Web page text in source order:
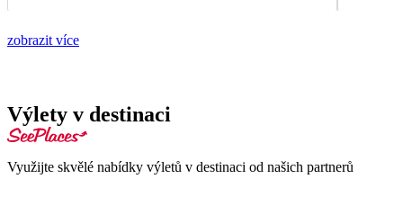
zobrazit více
Výlety v destinaci
Využijte skvělé nabídky výletů v destinaci od našich partnerů